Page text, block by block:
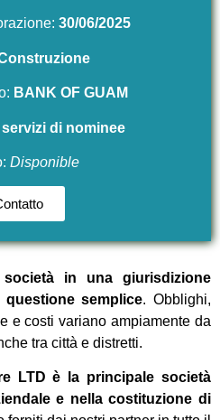
30/06/2025
BANK OF GUAM
di nominee
Disponible
in una giurisdizione
semplice. Obblighi,
e costi variano ampiamente da
tra città e distretti.
LTD è la principale società
e nella costituzione di